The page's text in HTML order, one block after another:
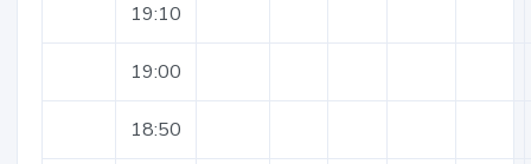
19:10
19:00
18:50